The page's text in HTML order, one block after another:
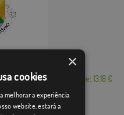
Desde: 13,18 €
×
cookies
melhorar a experiência
website, estará a